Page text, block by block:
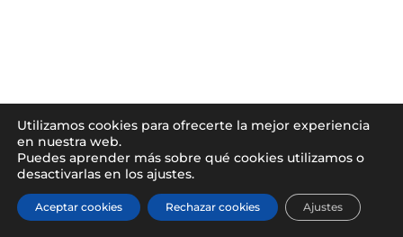
Utilizamos cookies para ofrecerte la mejor experiencia
en nuestra web.
Puedes aprender más sobre qué cookies utilizamos o
desactivarlas en los ajustes.
Aceptar cookies Rechazar cookies Ajustes